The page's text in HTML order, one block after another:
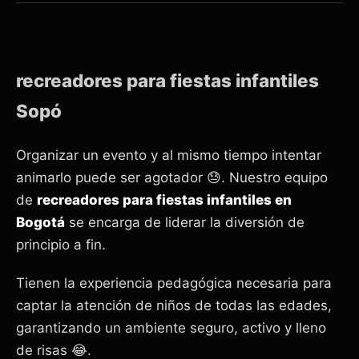
recreadores para fiestas infantiles
Sopó
Organizar un evento y al mismo tiempo intentar
animarlo puede ser agotador 😓. Nuestro equipo
de recreadores para fiestas infantiles en
Bogotá se encarga de liderar la diversión de
principio a fin.
Tienen la experiencia pedagógica necesaria para
captar la atención de niños de todas las edades,
garantizando un ambiente seguro, activo y lleno
de risas 😂.